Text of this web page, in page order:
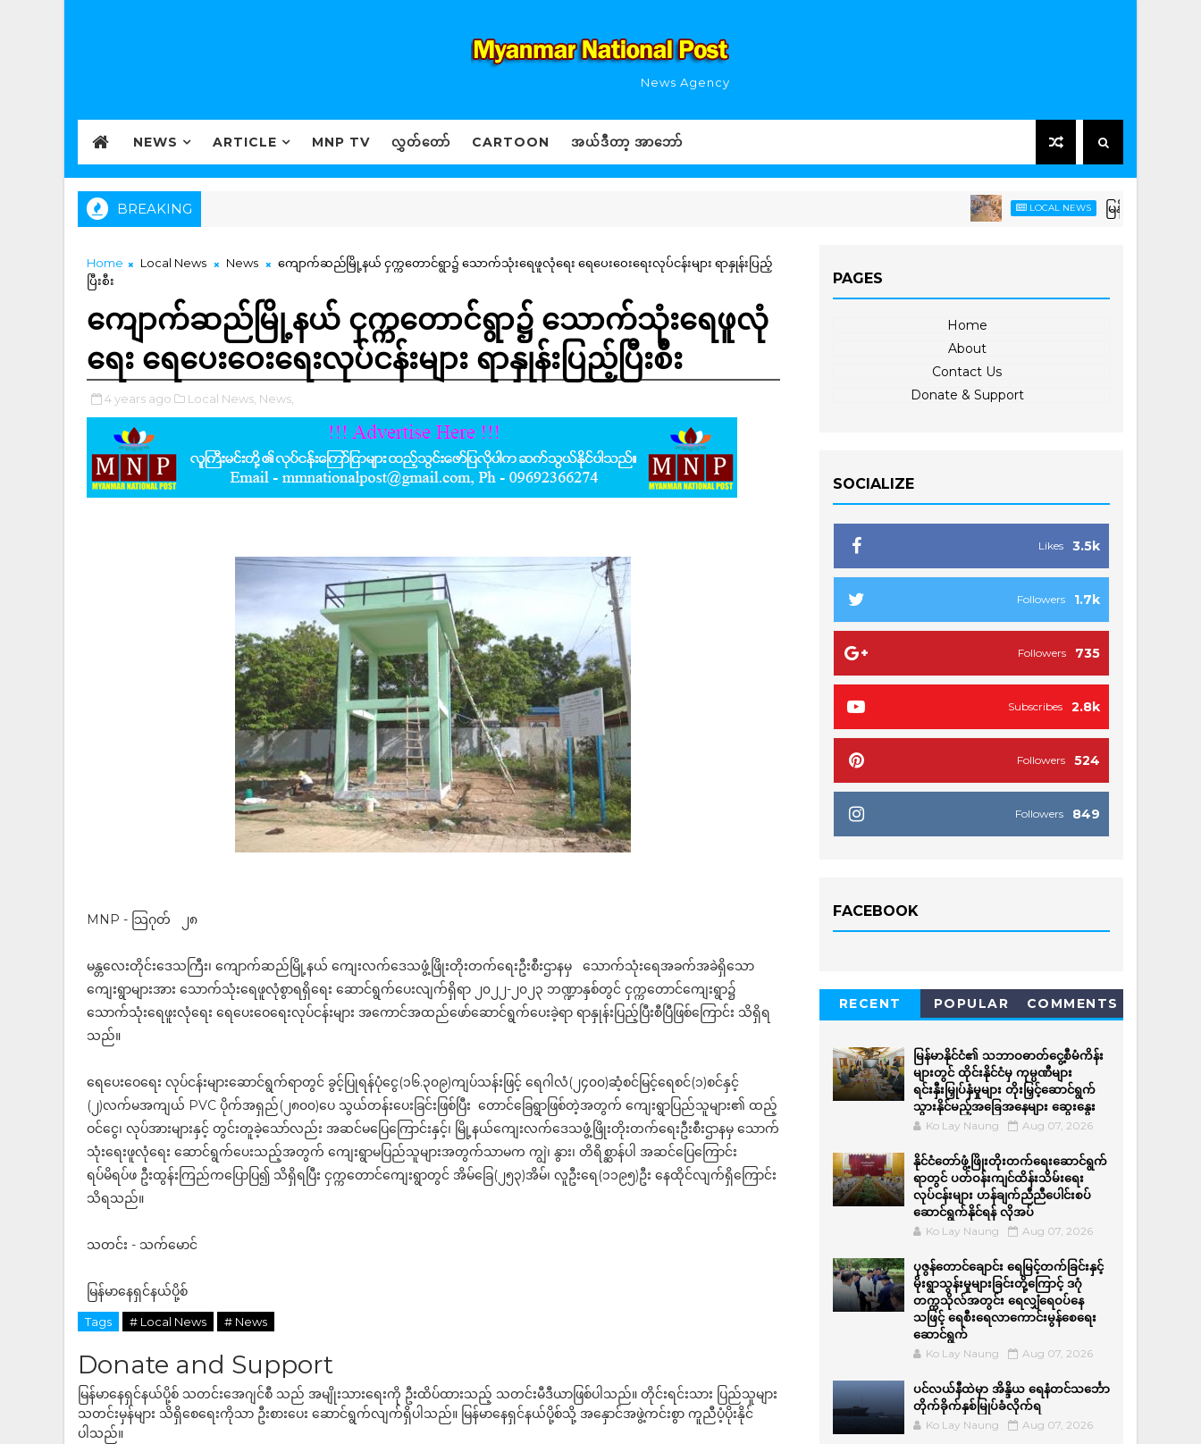
News Agency
NEWS ARTICLE MNP TV လွှတ်တော် CARTOON အယ်ဒီတာ့ အာဘော်
BREAKING LOCAL NEWS မြန်မာနိုင်ငံ၏ သဘာဝဓာတ်
Home Local News News
ကျောက်ဆည်မြို့နယ် ငှက္ကတောင်ရွာ၌ သောက်သုံးရေဖူလုံရေး ရေပေးဝေးရေးလုပ်ငန်းများ ရာနှုန်းပြည့်
ပြီးစီး
ကျောက်ဆည်မြို့နယ် ငှက္ကတောင်ရွာ၌ သောက်သုံးရေဖူလုံ
ရေး ရေပေးဝေးရေးလုပ်ငန်းများ ရာနှုန်းပြည့်ပြီးစီး
4 years ago Local News, News,
MNP - သြဂုတ် ၂၈
မန္တလေးတိုင်းဒေသကြီး၊ ကျောက်ဆည်မြို့နယ် ကျေးလက်ဒေသဖွံ့ဖြိုးတိုးတက်ရေးဦးစီးဌာနမှ သောက်သုံးရေအခက်အခဲရှိသော
ကျေးရွာများအား သောက်သုံးရေဖူလုံစွာရရှိရေး ဆောင်ရွက်ပေးလျက်ရှိရာ ၂၀၂၂-၂၀၂၃ ဘဏ္ဍာနှစ်တွင် ငှက္ကတောင်ကျေးရွာ၌
သောက်သုံးရေဖူးလုံရေး ရေပေးဝေရေးလုပ်ငန်းများ အကောင်အထည်ဖော်ဆောင်ရွက်ပေးခဲ့ရာ ရာနှုန်းပြည့်ပြီးစီပြီဖြစ်ကြောင်း သိရှိရ
သည်။
ရေပေးဝေရေး လုပ်ငန်းများဆောင်ရွက်ရာတွင် ခွင့်ပြုရန်ပုံငွေ(၁၆.၃၀၉)ကျပ်သန်းဖြင့် ရေဂါလံ(၂၄၀၀)ဆံ့စင်မြင့်ရေစင်(၁)စင်နှင့်
(၂)လက်မအကျယ် PVC ပိုက်အရှည်(၂၈၀၀)ပေ သွယ်တန်းပေးခြင်းဖြစ်ပြီး တောင်ခြေရွာဖြစ်တဲ့အတွက် ကျေးရွာပြည်သူများ၏ ထည့်
ဝင်ငွေ၊ လုပ်အားများနှင့် တွင်းတူခဲ့သော်လည်း အဆင်မပြေကြောင်းနှင့်၊ မြို့နယ်ကျေးလက်ဒေသဖွံ့ဖြိုးတိုးတက်ရေးဦးစီးဌာနမှ သောက်
သုံးရေးဖူလုံရေး ဆောင်ရွက်ပေးသည့်အတွက် ကျေးရွာမပြည်သူများအတွက်သာမက ကျွဲ၊ နွား၊ တိရိစ္ဆာန်ပါ အဆင်ပြေကြောင်း
ရပ်မိရပ်ဖ ဦးထွန်းကြည်ကပြောပြ၍ သိရှိရပြီး ငှက္ကတောင်ကျေးရွာတွင် အိမ်ခြေ(၂၅၃)အိမ်၊ လူဦးရေ(၁၁၉၅)ဦး နေထိုင်လျက်ရှိကြောင်း
သိရသည်။
သတင်း - သက်မောင်
မြန်မာနေရှင်နယ်ပို့စ်
Tags # Local News # News
Donate and Support
မြန်မာနေရှင်နယ်ပို့စ် သတင်းအေဂျင်စီ သည် အမျိုးသားရေးကို ဦးထိပ်ထားသည့် သတင်းမီဒီယာဖြစ်ပါသည်။ တိုင်းရင်းသား ပြည်သူများ
သတင်းမှန်များ သိရှိစေရေးကိုသာ ဦးစားပေး ဆောင်ရွက်လျက်ရှိပါသည်။ မြန်မာနေရှင်နယ်ပို့စ်သို့ အနှောင်အဖွဲ့ကင်းစွာ ကူညီပံ့ပိုးနိုင်
ပါသည်။
PAGES
Home
About
Contact Us
Donate & Support
SOCIALIZE
3.5k
Likes
1.7k
Followers
735
Followers
2.8k
Subscribes
524
Followers
849
Followers
FACEBOOK
RECENT POPULAR COMMENTS
မြန်မာနိုင်ငံ၏ သဘာဝဓာတ်ငွေ့စီမံကိန်း
များတွင် ထိုင်းနိုင်ငံမှ ကုမ္ပဏီများ
ရင်းနှီးမြှုပ်နှံမှုများ တိုးမြှင့်ဆောင်ရွက်
သွားနိုင်မည့်အခြေအနေများ ဆွေးနွေး
Ko Lay Naung Aug 07, 2026
နိုင်ငံတော်ဖွံ့ဖြိုးတိုးတက်ရေးဆောင်ရွက်
ရာတွင် ပတ်ဝန်းကျင်ထိန်းသိမ်းရေး
လုပ်ငန်းများ ဟန်ချက်ညီညီပေါင်းစပ်
ဆောင်ရွက်နိုင်ရန် လိုအပ်
Ko Lay Naung Aug 07, 2026
ပုဇွန်တောင်ချောင်း ရေမြင့်တက်ခြင်းနှင့်
မိုးရွာသွန်းမှုများခြင်းတို့ကြောင့် ဒဂုံ
တက္ကသိုလ်အတွင်း ရေလျှံရေဝပ်နေ
သဖြင့် ရေစီးရေလာကောင်းမွန်စေရေး
ဆောင်ရွက်
Ko Lay Naung Aug 07, 2026
ပင်လယ်နီထဲမှာ အိန္ဒိယ ရေနံတင်သင်္ဘော
တိုက်ခိုက်နှစ်မြုပ်ခံလိုက်ရ
Ko Lay Naung Aug 07, 2026